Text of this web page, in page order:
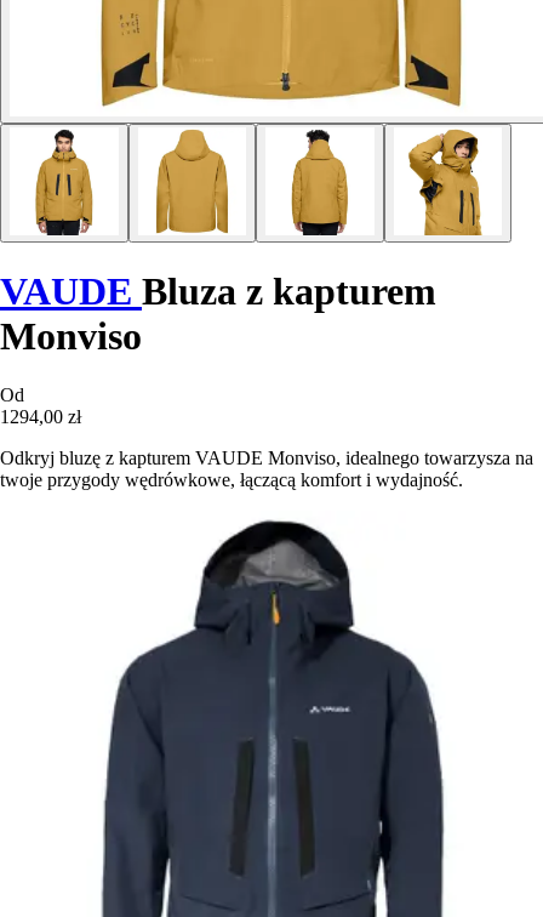
VAUDE Bluza z kapturem
Monviso
Od
1294,00 zł
Odkryj bluzę z kapturem VAUDE Monviso, idealnego towarzysza na
twoje przygody wędrówkowe, łączącą komfort i wydajność.